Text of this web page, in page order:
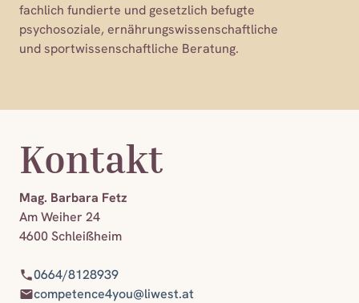
fachlich fundierte und gesetzlich befugte
psychosoziale, ernährungswissenschaftliche
und sportwissenschaftliche Beratung.
Kontakt
Mag. Barbara Fetz
Am Weiher 24
4600 Schleißheim
0664/8128939
competence4you@liwest.at